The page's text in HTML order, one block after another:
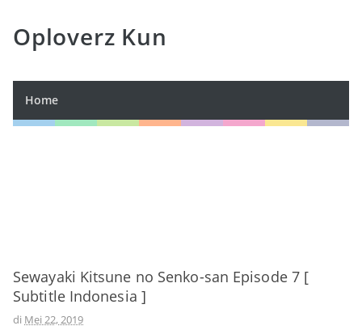
Oploverz Kun
Home
Sewayaki Kitsune no Senko-san Episode 7 [
Subtitle Indonesia ]
di Mei 22, 2019